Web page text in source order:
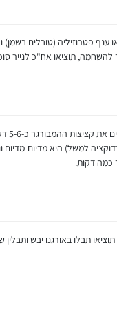
פטרוזיליה (טובלים בשמן)
תוציאו אח"כ לנייר
שתתקבל לכם (בעוצמה 5-6 באינדוקציה
כמה דקות.
תבלו באורגנו יבש